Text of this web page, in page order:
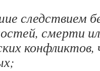
следствием
смерти
конфликтов,